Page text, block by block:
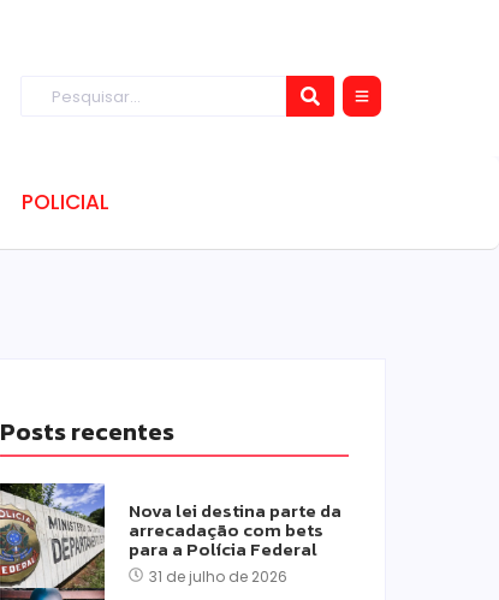
POLICIAL
Posts recentes
Nova lei destina parte da
arrecadação com bets
para a Polícia Federal
31 de julho de 2026